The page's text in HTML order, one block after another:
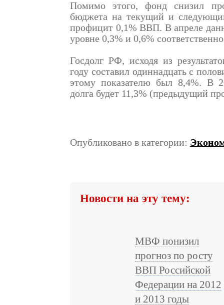
Помимо этого, фонд снизил
бюджета на текущий и
профицит 0,1% ВВП. В апреле
уровне 0,3% и 0,6%
Госдолг РФ, исходя из
году составил одиннадцать с
этому показателю был 8,4%. В
долга будет 11,3% (предыдущий
Опубликовано в категории:
Новости на эту тему:
МВФ понизил
прогноз по росту
ВВП Российской
Федерации на 2012
и 2013 годы